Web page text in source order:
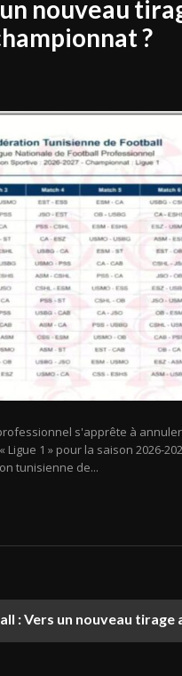
nouveau
?
s'apprête à
1 » pour la saison 2026-
tunisienne de...
: Vers un nouveau